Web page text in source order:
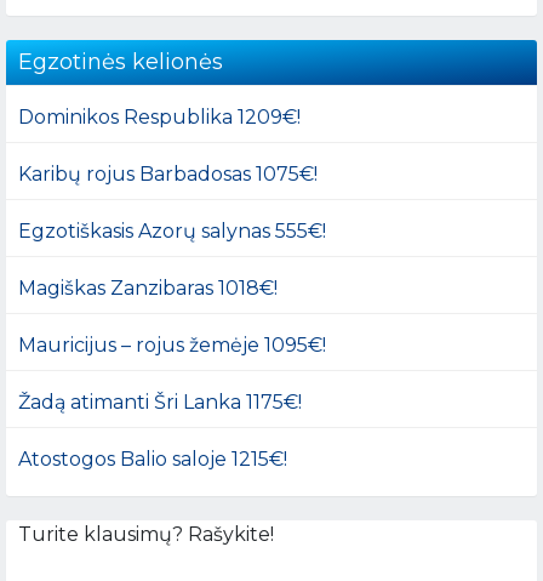
Egzotinės kelionės
Dominikos Respublika 1209€!
Karibų rojus Barbadosas 1075€!
Egzotiškasis Azorų salynas 555€!
Magiškas Zanzibaras 1018€!
Mauricijus – rojus žemėje 1095€!
Žadą atimanti Šri Lanka 1175€!
Atostogos Balio saloje 1215€!
Turite klausimų? Rašykite!